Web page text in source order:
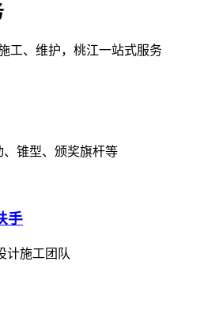
工、维护，桃江一站式服务
锥型、颁奖旗杆等
手
计施工团队